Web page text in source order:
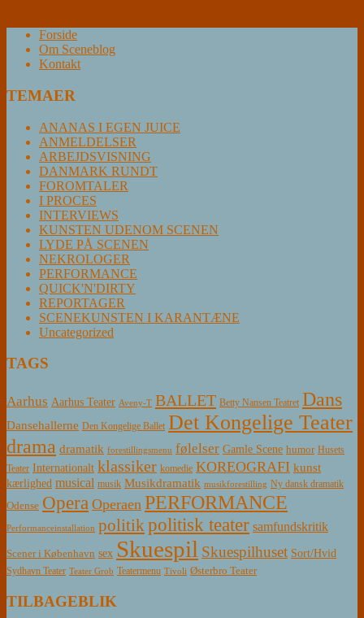
Forside
Om Sceneblog
Kontakt
TEMAER
ANANAS I EGEN JUICE
ANMELDELSER
ARBEJDSVISNING
DANMARK RUNDT
FOROMTALER
I PROCES
INTERVIEWS
KUNSTEN UDENOM SCENEN
LYDE PÅ SCENEN
NEKROLOGER
PERFORMANCE
QUICK'N'DIRTY
REPORTAGER
SCENEKUNSTEN I KARANTÆNE
Uncategorized
TAGS
Aarhus Aarhus Teater Aveny-T BALLET Betty Nansen Teatret Dans
Dansehallerne Den Kongelige Ballet Det Kongelige Teater
drama dramatik forestillingsmenu følelser Gamle Scene humor Husets
Teater Internationalt klassiker komedie KOREOGRAFI kunst
kærlighed musical musik Musikdramatik musikforestilling Ny dansk dramatik
Odense Opera Operaen PERFORMANCE
Performanceinstallation politikpolitisk teater samfundskritik
Scener i København sex Skuespil Skuespilhuset Sort/Hvid
Sydhavn Teater Teater Grob Teatermenu Tivoli Østerbro Teater
TILBAGEBLIK